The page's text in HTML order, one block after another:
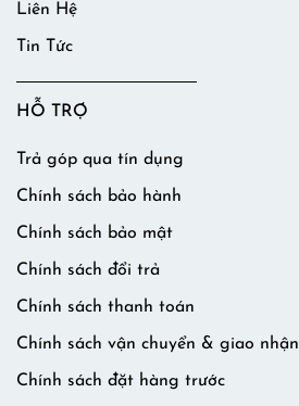
Liên Hệ
Tin Tức
HỖ TRỢ
Trả góp qua tín dụng
Chính sách bảo hành
Chính sách bảo mật
Chính sách đổi trả
Chính sách thanh toán
Chính sách vận chuyển & giao nhận
Chính sách đặt hàng trước